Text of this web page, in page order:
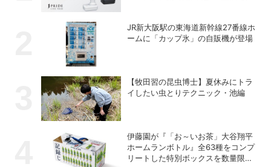
JR新大阪駅の東海道新幹線27番線ホ
ームに「カップ氷」の自販機が登場
【牧田習の昆虫博士】夏休みにトラ
イしたい虫とりテクニック・池編
伊藤園が『「お～いお茶」大谷翔平
ホームランボトル』全63種をコンプ
リートした特別ボックスを数量限定